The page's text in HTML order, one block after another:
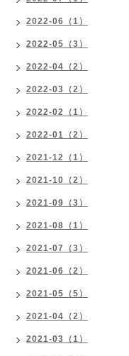
2022-06（1）
2022-05（3）
2022-04（2）
2022-03（2）
2022-02（1）
2022-01（2）
2021-12（1）
2021-10（2）
2021-09（3）
2021-08（1）
2021-07（3）
2021-06（2）
2021-05（5）
2021-04（2）
2021-03（1）